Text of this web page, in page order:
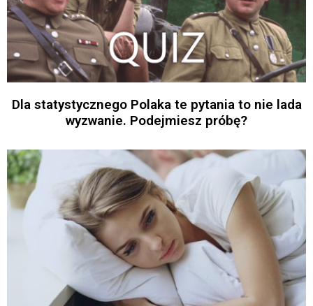
Dla statystycznego Polaka te pytania to nie lada
wyzwanie. Podejmiesz próbę?